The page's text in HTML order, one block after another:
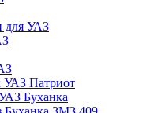
для УАЗ
УАЗ Патриот
Буханка